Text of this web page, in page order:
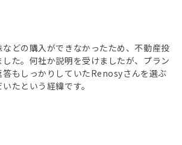
どの購入ができなかったため、不動産投
た。何社か説明を受けましたが、プラン
もしっかりしていたRenosyさんを選ぶ
たという経緯です。